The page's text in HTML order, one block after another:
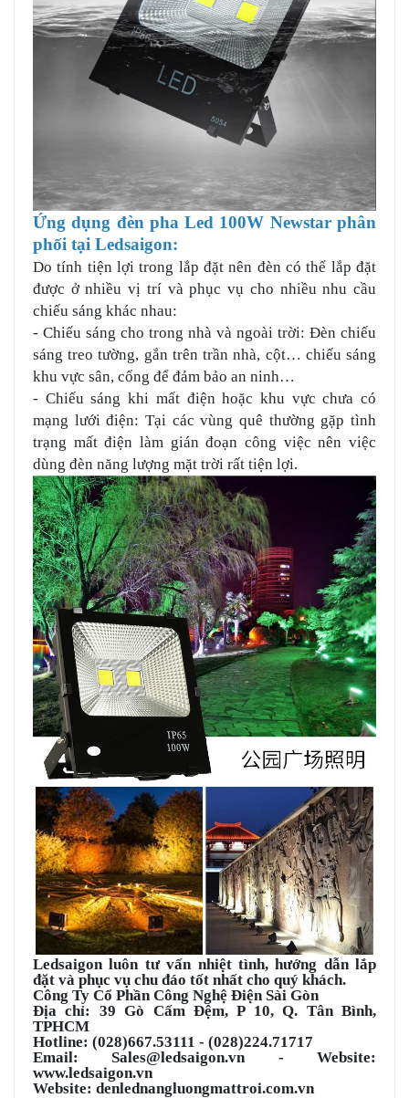
Ứng dụng đèn pha Led 100W Newstar phân
phối tại Ledsaigon:
Do tính tiện lợi trong lắp đặt nên đèn có thể lắp đặt
được ở nhiều vị trí và phục vụ cho nhiều nhu cầu
chiếu sáng khác nhau:
- Chiếu sáng cho trong nhà và ngoài trời: Đèn chiếu
sáng treo tường, gắn trên trần nhà, cột… chiếu sáng
khu vực sân, cổng để đảm bảo an ninh…
- Chiếu sáng khi mất điện hoặc khu vực chưa có
mạng lưới điện: Tại các vùng quê thường gặp tình
trạng mất điện làm gián đoạn công việc nên việc
dùng đèn năng lượng mặt trời rất tiện lợi.
Ledsaigon luôn tư vấn nhiệt tình, hướng dẫn lắp
đặt và phục vụ chu đáo tốt nhất cho quý khách.
Công Ty Cổ Phần Công Nghệ Điện Sài Gòn
Địa chỉ: 39 Gò Cấm Đệm, P 10, Q. Tân Bình,
TPHCM
Hotline: (028)667.53111 - (028)224.71717
Email: Sales@ledsaigon.vn - Website:
www.ledsaigon.vn
Website: denlednangluongmattroi.com.vn